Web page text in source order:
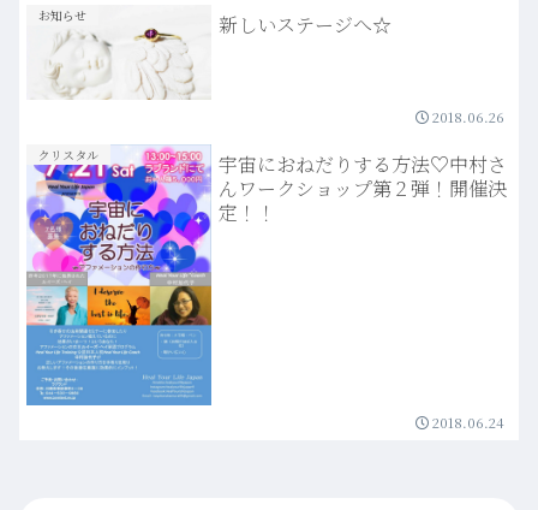
お知らせ 新しいステージへ☆
2018.06.26
クリスタル
宇宙におねだりする方法♡中村さ
んワークショップ第２弾！開催決
定！！
2018.06.24